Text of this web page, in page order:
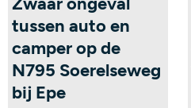
tussen auto en
camper op de
N795 Soerelseweg
bij Epe